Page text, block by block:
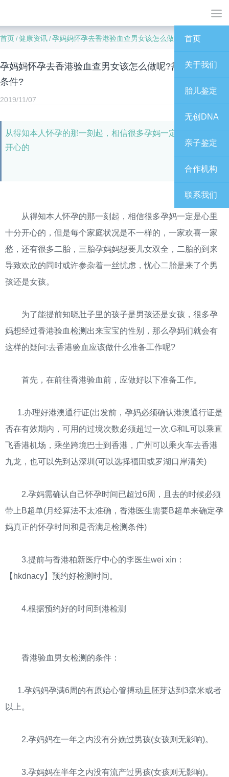
首页
关于我们
胎儿鉴定
无创DNA
亲子鉴定
合作机构
联系我们
首页 /健康资讯 /孕妈妈怀孕去香港验血查男女该怎么做呢?需要满足什么条件?
孕妈妈怀孕去香港验血查男女该怎么做呢?需要满足什么
条件?
2019/11/07
从得知本人怀孕的那一刻起，相信很多孕妈一定是心里十分
开心的
从得知本人怀孕的那一刻起，相信很多孕妈一定是心里
十分开心的，但是每个家庭状况是不一样的，一家欢喜一家
愁，还有很多二胎，三胎孕妈妈想要儿女双全，二胎的到来
导致欢欣的同时或许参杂着一丝忧虑，忧心二胎是来了个男
孩还是女孩。
为了能提前知晓肚子里的孩子是男孩还是女孩，很多孕
妈想经过香港验血检测出来宝宝的性别，那么孕妈们就会有
这样的疑问:去香港验血应该做什么准备工作呢?
首先，在前往香港验血前，应做好以下准备工作。
1.办理好港澳通行证(出发前，孕妈必须确认港澳通行证是
否在有效期内，可用的过境次数必须超过一次.G和L可以乘直
飞香港机场，乘坐跨境巴士到香港，广州可以乘火车去香港
九龙，也可以先到达深圳(可以选择福田或罗湖口岸清关)
2.孕妈需确认自己怀孕时间已超过6周，且去的时候必须
带上B超单(月经算法不太准确，香港医生需要B超单来确定孕
妈真正的怀孕时间和是否满足检测条件)
3.提前与香港柏新医疗中心的李医生wēi xìn：
【hkdnacy】预约好检测时间。
4.根据预约好的时间到港检测
香港验血男女检测的条件：
1.孕妈妈孕满6周的有原始心管搏动且胚芽达到3毫米或者
以上。
2.孕妈妈在一年之内没有分娩过男孩(女孩则无影响)。
3.孕妈妈在半年之内没有流产过男孩(女孩则无影响)。